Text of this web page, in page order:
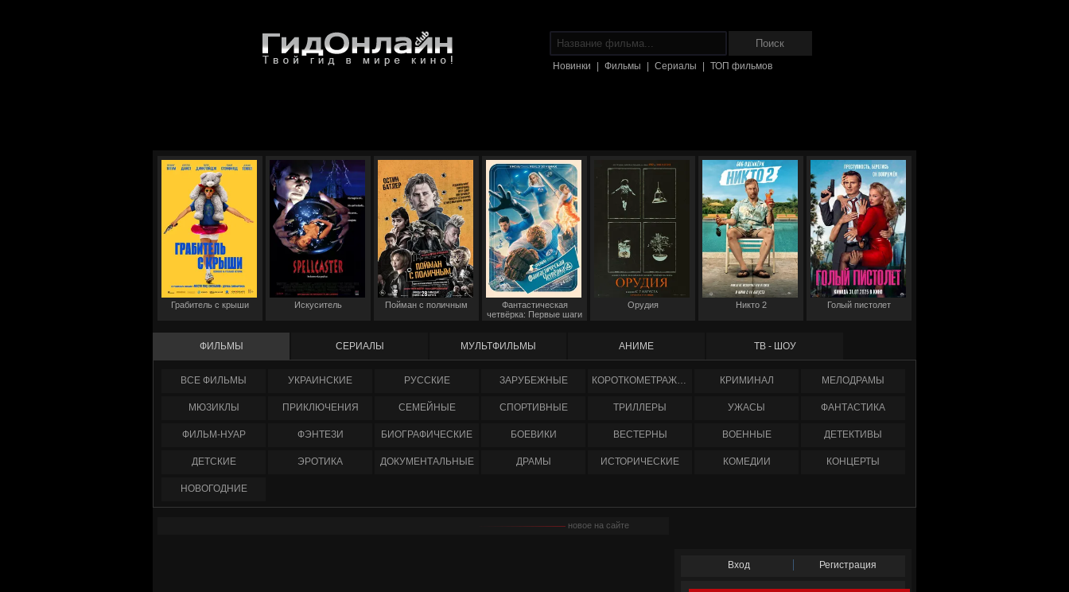
Новинки Фильмы Сериалы ТОП фильмов
Грабитель с крыши Искуситель Пойман с поличным
Фантастическая
четвёрка: Первые шаги
Орудия Никто 2 Голый пистолет
ФИЛЬМЫ СЕРИАЛЫ МУЛЬТФИЛЬМЫ АНИМЕ ТВ - ШОУ
ФИЛЬМЫ УКРАИНCКИЕ РУССКИЕ ЗАРУБЕЖНЫЕ КОРОТКОМЕТРАЖНЫЕ КРИМИНАЛ МЕЛОДРАМЫ
МЮЗИКЛЫ ПРИКЛЮЧЕНИЯ СЕМЕЙНЫЕ СПОРТИВНЫЕ ТРИЛЛЕРЫ УЖАСЫ ФАНТАСТИКА
ФИЛЬМ-НУАР ФЭНТЕЗИ БИОГРАФИЧЕСКИЕ БОЕВИКИ ВЕСТЕРНЫ ВОЕННЫЕ ДЕТЕКТИВЫ
ДЕТСКИЕ ЭРОТИКА ДОКУМЕНТАЛЬНЫЕ ДРАМЫ ИСТОРИЧЕСКИЕ КОМЕДИИ КОНЦЕРТЫ
НОВОГОДНИЕ
новое на сайте
Вход Регистрация